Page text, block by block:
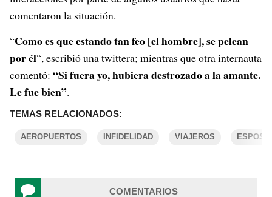
comentaron la situación.
“Como es que estando tan feo [el hombre], se pelean
por él“, escribió una twittera; mientras que otra internauta
comentó: “Si fuera yo, hubiera destrozado a la amante.
Le fue bien”.
TEMAS RELACIONADOS:
AEROPUERTOS INFIDELIDAD VIAJEROS
COMENTARIOS